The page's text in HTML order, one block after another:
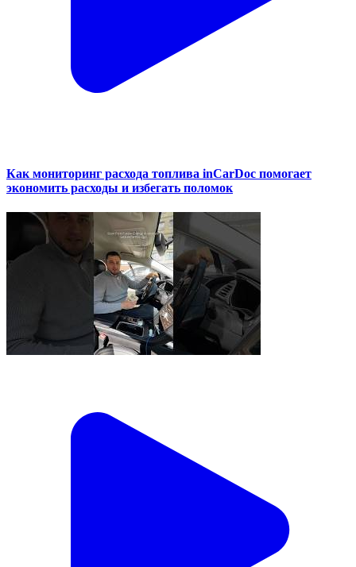
Как мониторинг расхода топлива inCarDoc помогает
экономить расходы и избегать поломок